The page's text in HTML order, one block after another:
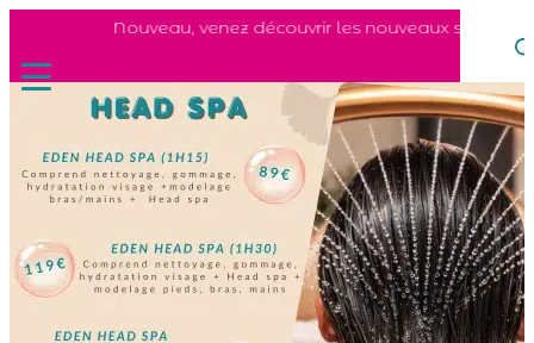
Nouveau, venez découvrir les nouveaux soins du